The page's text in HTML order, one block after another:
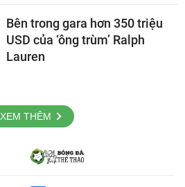
Bên trong gara hơn 350 triệu
USD của ‘ông trùm’ Ralph
Lauren
XEM THÊM